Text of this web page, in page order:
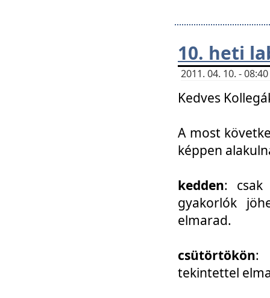
10. heti
2011. 04. 10. -
Kedves
A most
képpen
kedden: csak
gyakorlók
elmarad.
csütörtökön:
tekintettel